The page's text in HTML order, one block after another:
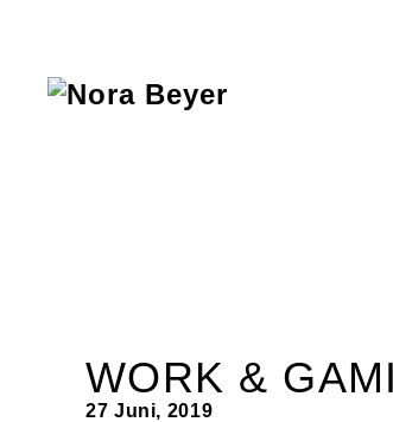
Nora
WORK &
27 Juni, 2019